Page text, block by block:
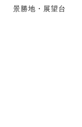
景勝地・展望台